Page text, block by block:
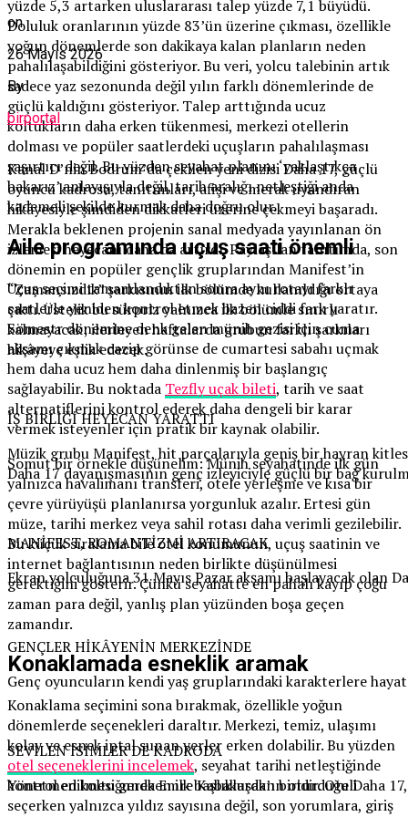
yüzde 5,3 artarken uluslararası talep yüzde 7,1 büyüdü.
Doluluk oranlarının yüzde 83’ün üzerine çıkması, özellikle
yoğun dönemlerde son dakikaya kalan planların neden
pahalılaşabildiğini gösteriyor. Bu veri, yolcu talebinin artık
sadece yaz sezonunda değil yılın farklı dönemlerinde de
güçlü kaldığını gösteriyor. Talep arttığında ucuz
koltukların daha erken tükenmesi, merkezi otellerin
dolması ve popüler saatlerdeki uçuşların pahalılaşması
şaşırtıcı değil. Bu yüzden seyahat planını ‘yaklaştıkça
bakarız’ anlayışıyla değil, tarih aralığı netleştiği anda
kademeli şekilde kurmak daha doğru olur.
Aile programında uçuş saati önemli
Uçuş seçimi tamamlandıktan sonra aynı rotayı farklı
saatlerle yeniden kontrol etmek bazen ciddi fark yaratır.
Sömestr dönemine denk gelen münih gezisi için cuma
akşamı çıkmak cazip görünse de cumartesi sabahı uçmak
hem daha ucuz hem daha dinlenmiş bir başlangıç
sağlayabilir. Bu noktada Tezfly uçak bileti, tarih ve saat
alternatiflerini kontrol ederek daha dengeli bir karar
vermek isteyenler için pratik bir kaynak olabilir.
Somut bir örnekle düşünelim: Münih seyahatinde ilk gün
yalnızca havalimanı transferi, otele yerleşme ve kısa bir
çevre yürüyüşü planlanırsa yorgunluk azalır. Ertesi gün
müze, tarihi merkez veya sahil rotası daha verimli gezilebilir.
Bu küçük sıralama bile otel konumunun, uçuş saatinin ve
internet bağlantısının neden birlikte düşünülmesi
gerektiğini gösterir. Çünkü seyahatte en pahalı kayıp çoğu
zaman para değil, yanlış plan yüzünden boşa geçen
zamandır.
Konaklamada esneklik aramak
Konaklama seçimini sona bırakmak, özellikle yoğun
dönemlerde seçenekleri daraltır. Merkezi, temiz, ulaşımı
kolay ve esnek iptal sunan yerler erken dolabilir. Bu yüzden
otel seçeneklerini incelemek, seyahat tarihi netleştiğinde
kontrol edilmesi gereken ilk başlıklardan biridir. Oteli
seçerken yalnızca yıldız sayısına değil, son yorumlara, giriş
on
26 Mayıs 2026
By
birportal
Kanal D’nin Bodrum’da çekilen yeni dizisi Daha 17, güçlü
oyuncu kadrosu, tanıtımları, afişi ve merak uyandıran
hikâyesiyle şimdiden dikkatleri üzerine çekmeyi başaradı.
Merakla beklenen projenin sanal medyada yayınlanan ön
izlemesi heyecanı daha da artırdı. Paylaşılan tanıtımda, son
dönemin en popüler gençlik gruplarından Manifest’in
“Zamansızdık” şarkısının ilk bölümde kullanıldığı ortaya
çıktı. Üstelik bu sürpriz yalnızca ilk bölümle sınırlı
kalmayacak; ilerleyen haftalarda grubun farklı şarkıları
hikâyeye eşlik edecek.
İŞ BİRLİĞİ HEYECAN YARATTI
Müzik grubu Manifest, hit parçalarıyla geniş bir hayran
Daha 17 dayanışmasının genç izleyiciyle güçlü bir bağ
MANİFEST, ROMANTİZMİ ARTIRACAK
Ekran yolculuğuna 31 Mayıs Pazar akşamı başlayacak olan
GENÇLER HİKÂYENİN MERKEZİNDE
Genç oyuncuların kendi yaş gruplarındaki karakterlere
SEVİLEN İSİMLER DE KADRODA
Yönetmen koltuğunda Emre Kabakuşak’ın oturduğu Daha